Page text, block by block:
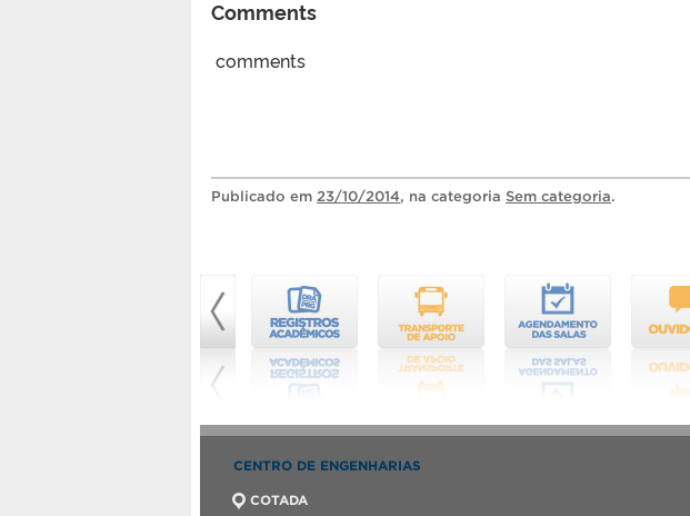
Comments
comments
Publicado em 23/10/2014, na categoria Sem categoria.
CENTRO DE ENGENHARIAS
COTADA